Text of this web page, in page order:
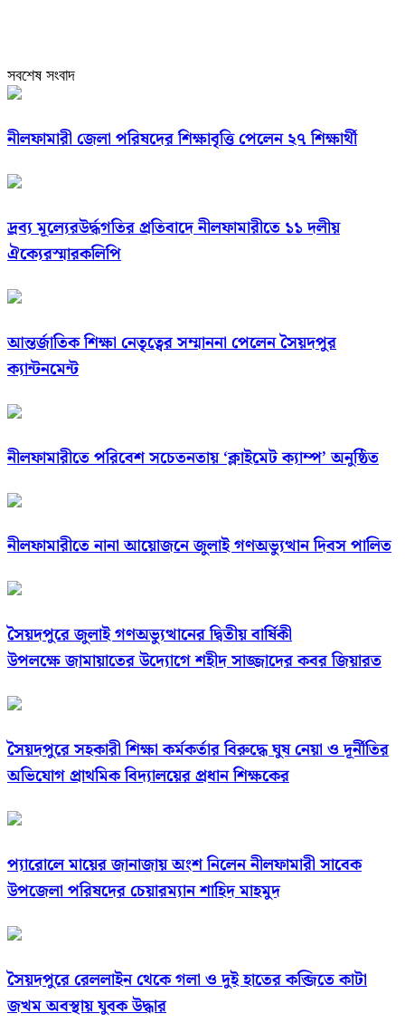
সবশেষ সংবাদ
নীলফামারী জেলা পরিষদের শিক্ষাবৃত্তি পেলেন ২৭ শিক্ষার্থী
দ্রব্য মূল্যেরউর্দ্ধগতির প্রতিবাদে নীলফামারীতে ১১ দলীয়
ঐক্যেরস্মারকলিপি
আন্তর্জাতিক শিক্ষা নেতৃত্বের সম্মাননা পেলেন সৈয়দপুর
ক্যান্টনমেন্ট
নীলফামারীতে পরিবেশ সচেতনতায় ‘ক্লাইমেট ক্যাম্প’ অনুষ্ঠিত
নীলফামারীতে নানা আয়োজনে জুলাই গণঅভ্যুত্থান দিবস পালিত
সৈয়দপুরে জুলাই গণঅভ্যুত্থানের দ্বিতীয় বার্ষিকী
উপলক্ষে জামায়াতের উদ্যোগে শহীদ সাজ্জাদের কবর জিয়ারত
সৈয়দপুরে সহকারী শিক্ষা কর্মকর্তার বিরুদ্ধে ঘুষ নেয়া ও দূর্নীতির
অভিযোগ প্রাথমিক বিদ্যালয়ের প্রধান শিক্ষকের
প্যারোলে মায়ের জানাজায় অংশ নিলেন নীলফামারী সাবেক
উপজেলা পরিষদের চেয়ারম্যান শাহিদ মাহমুদ
সৈয়দপুরে রেললাইন থেকে গলা ও দুই হাতের কব্জিতে কাটা
জখম অবস্থায় যুবক উদ্ধার